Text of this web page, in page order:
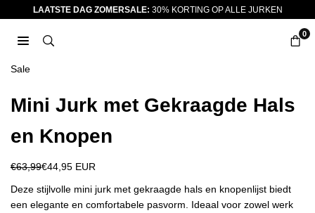
naar
inhoud
LAATSTE DAG ZOMERSALE: 30% KORTING OP ALLE JURKEN
0
Sale
Mini Jurk met Gekraagde Hals
en Knopen
Reguliere
prijs
€63,99€44,95 EUR
Deze stijlvolle mini jurk met gekraagde hals en knopenlijst biedt
een elegante en comfortabele pasvorm. Ideaal voor zowel werk